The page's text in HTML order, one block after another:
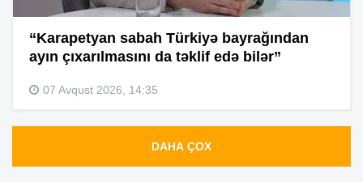
“Karapetyan sabah Türkiyə bayrağından
ayın çıxarılmasını da təklif edə bilər”
07 Avqust 2026, 14:35
DAHA ÇOX